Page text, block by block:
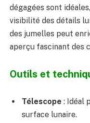
dégagées sont
visibilité des détails
des jumelles peut
aperçu fascinant des
Outils et
Télescope : Idéal
surface lunaire.